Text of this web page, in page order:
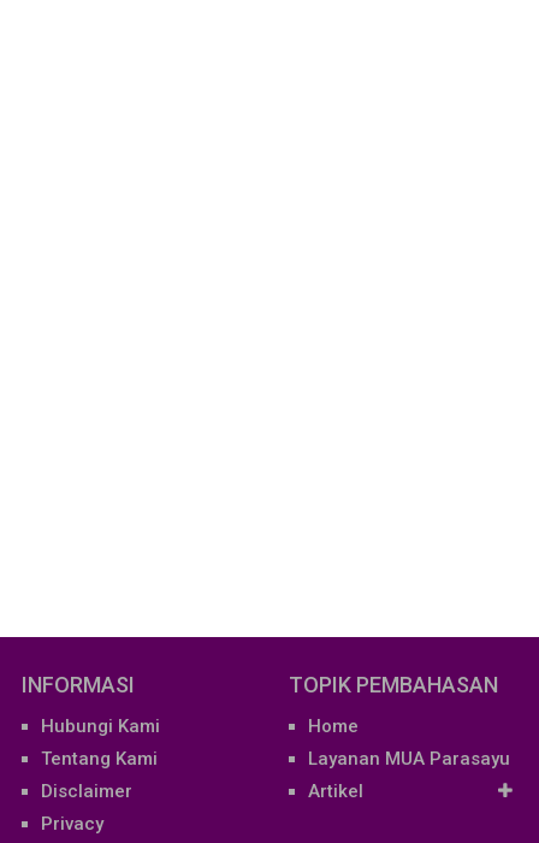
INFORMASI
Hubungi Kami
Tentang Kami
Disclaimer
Privacy
TOPIK PEMBAHASAN
Home
Layanan MUA Parasayu
Artikel